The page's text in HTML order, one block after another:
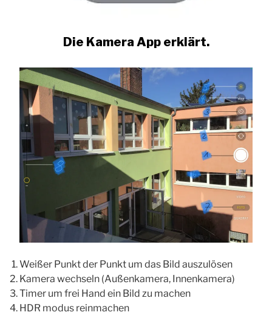
Die Kamera App erklärt.
Weißer Punkt der Punkt um das Bild auszulösen
Kamera wechseln (Außenkamera, Innenkamera)
Timer um frei Hand ein Bild zu machen
HDR modus reinmachen